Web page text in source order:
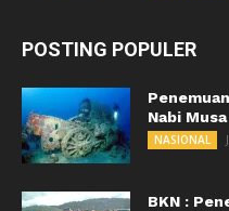
POSTING POPULER
Nabi
NASIONAL
BKN :